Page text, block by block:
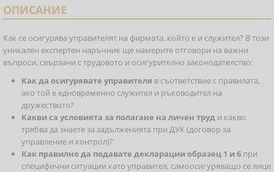
ОПИСАНИЕ
Как се осигурява управителят на фирмата, който е и служител? В този
уникален експертен наръчник ще намерите отговори на важни
въпроси, свързани с трудовото и осигурително законодателство:
Как да осигурявате управителя в съответствие с правилата,
ако той е едновременно служител и ръководител на
дружеството?
Какви са условията за полагане на личен труд и какво
трябва да знаете за задълженията при ДУК (договор за
управление и контрол)?
Как правилно да подавате декларации образец 1 и 6 при
специфични ситуации като управител, самоосигуряващо се лице